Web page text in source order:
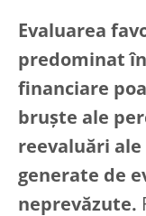
Evaluarea
predominat
financiare
bruște ale
reevaluări
generate de
neprevăzute.